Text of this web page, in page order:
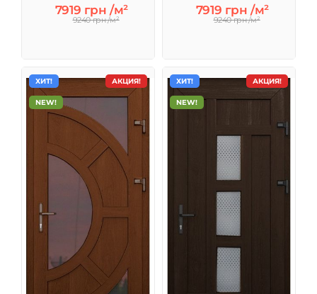
7919 грн /м²
9240 грн /м²
7919 грн /м²
9240 грн /м²
АКЦИЯ!
ХИТ!
NEW!
АКЦИЯ!
ХИТ!
NEW!